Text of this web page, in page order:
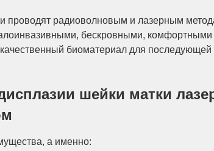
проводят радиоволновым и лазерным
бескровными, комфортными
биоматериал для последующей
шейки матки
а именно: